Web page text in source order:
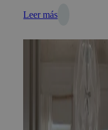
Leer más